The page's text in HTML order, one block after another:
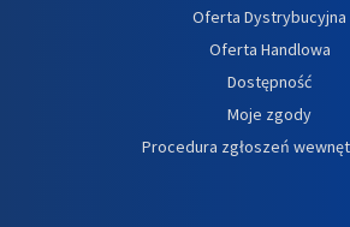
Oferta Dystrybucyjna
Oferta Handlowa
Dostępność
Moje zgody
Procedura zgłoszeń